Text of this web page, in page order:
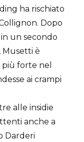
ha rischiato
Dopo
un secondo
Musetti è
forte nel
ai crampi
alle insidie
anche a
Darderi